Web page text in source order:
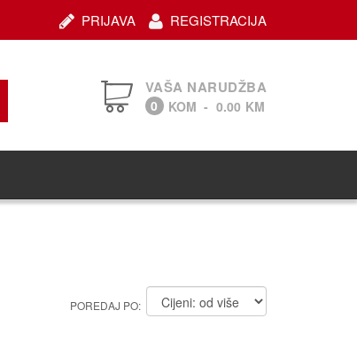
REGISTRACIJA
PRIJAVA
VAŠA NARUDŽBA
0 KOM - 0.00 KM
POREDAJ PO: